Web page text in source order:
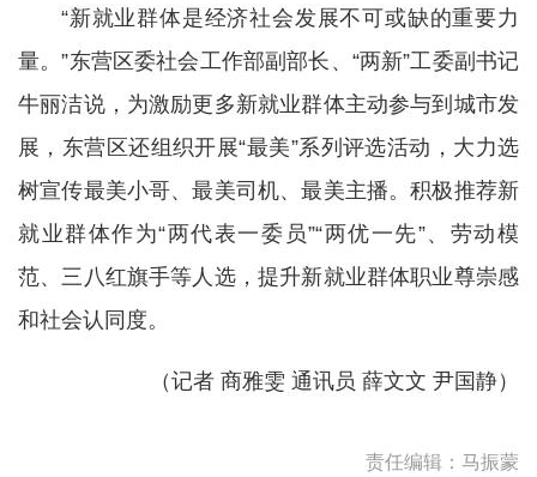
“新就业群体是经济社会发展不可或缺的重要力
量。”东营区委社会工作部副部长、“两新”工委副书记
牛丽洁说，为激励更多新就业群体主动参与到城市发
展，东营区还组织开展“最美”系列评选活动，大力选
树宣传最美小哥、最美司机、最美主播。积极推荐新
就业群体作为“两代表一委员”“两优一先”、劳动模
范、三八红旗手等人选，提升新就业群体职业尊崇感
和社会认同度。
（记者 商雅雯 通讯员 薛文文 尹国静）
责任编辑：马振蒙